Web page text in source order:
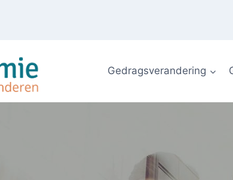
Gedragsverandering